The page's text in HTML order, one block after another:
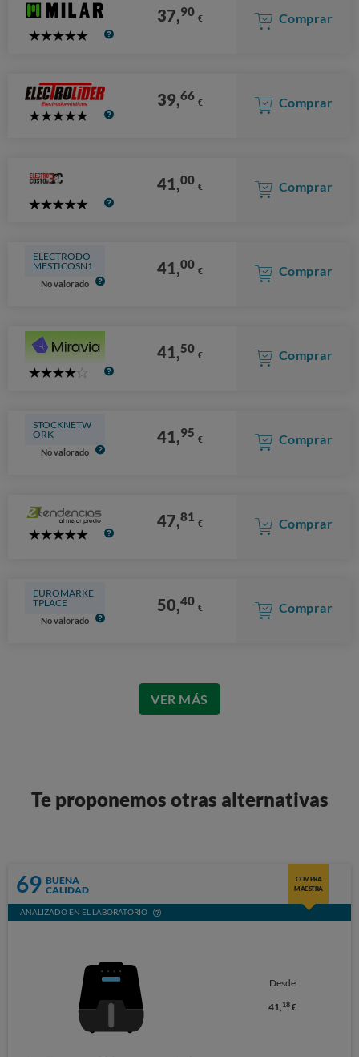
5
37,90 € Comprar
5
39,66 € Comprar
5
41,00 € Comprar
ELECTRODO
MESTICOSN1
No valorado
41,00 € Comprar
4
41,50 € Comprar
STOCKNETW
ORK
No valorado
41,95 € Comprar
5
47,81 € Comprar
EUROMARKE
TPLACE
No valorado
50,40 € Comprar
VER MÁS
Te proponemos otras alternativas
69 BUENA
CALIDAD
COMPRA
MAESTRA
ANALIZADO EN EL LABORATORIO
Desde
41,18€